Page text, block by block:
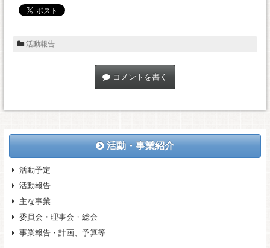
活動報告
コメントを書く
活動・事業紹介
活動予定
活動報告
主な事業
委員会・理事会・総会
事業報告・計画、予算等